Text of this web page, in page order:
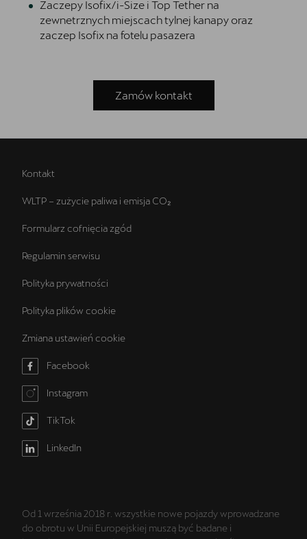
Zaczepy Isofix/i-Size i Top Tether na
zewnetrznych miejscach tylnej kanapy oraz
zaczep Isofix na fotelu pasazera
Zamów kontakt
Kontakt
WLTP – zużycie paliwa i emisja CO₂
Formularz cofnięcia zgód
Regulamin serwisu
Polityka prywatności
Polityka plików cookie
Zmiana ustawień cookie
Facebook
Instagram
TikTok
LinkedIn
Od 1 września 2018 r. wszystkie nowe pojazdy wprowadzane
do obrotu w Unii Europejskiej muszą być badane i